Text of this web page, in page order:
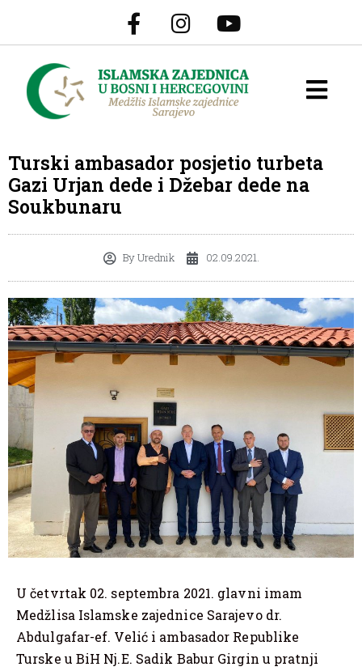
Turski ambasador posjetio turbeta
Gazi Urjan dede i Džebar dede na
Soukbunaru
ByUrednik 02.09.2021.
U četvrtak 02. septembra 2021. glavni imam
Medžlisa Islamske zajednice Sarajevo dr.
Abdulgafar-ef. Velić i ambasador Republike
Turske u BiH Nj.E. Sadik Babur Girgin u pratnji